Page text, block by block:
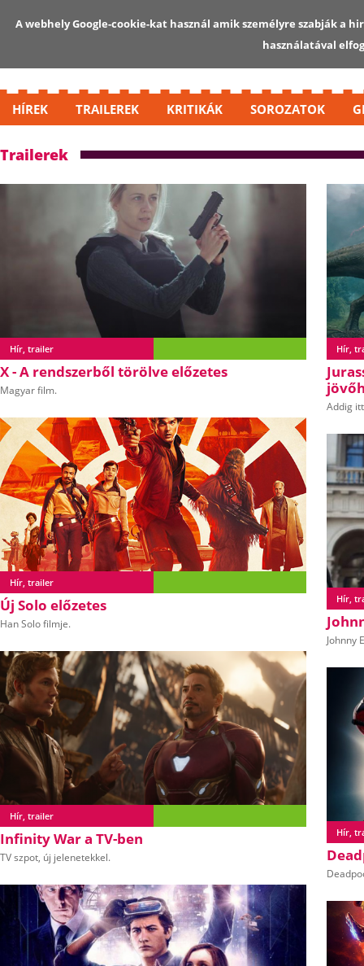
HÍREK TRAILEREK KRITIKÁK SOROZATOK
Trailerek
Hír, trailer
X - A rendszerből törölve előzetes
Magyar film.
Hír, trailer
Új Solo előzetes
Han Solo filmje.
Hír, trailer
Infinity War a TV-ben
TV szpot, új jelenetekkel.
Hír,
Addig
Hír,
Johnny
Hír,
A webhely Google-cookie-kat használ amik személyre szabják a
használatával